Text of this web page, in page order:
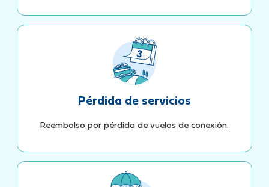
Pérdida de servicios
Reembolso por pérdida de vuelos de conexión.